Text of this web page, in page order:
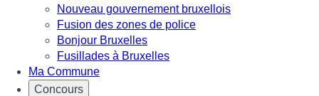
Nouveau gouvernement bruxellois
Fusion des zones de police
Bonjour Bruxelles
Fusillades à Bruxelles
Ma Commune
Concours